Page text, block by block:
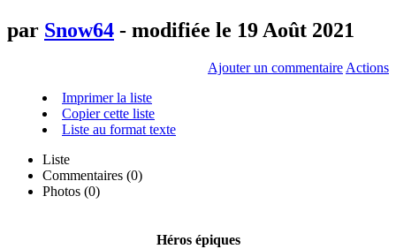
par Snow64 - modifiée le 19 Août 2021
Ajouter un commentaire Actions
Imprimer la liste
Copier cette liste
Liste au format texte
Liste
Commentaires (0)
Photos (0)
Héros épiques